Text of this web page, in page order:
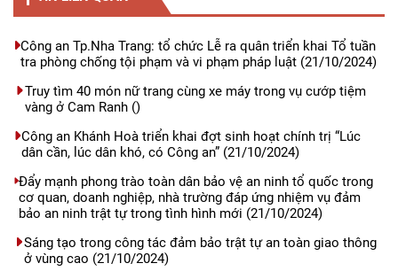
Công an Tp.Nha Trang: tổ chức Lễ ra quân triển khai Tổ tuần
tra phòng chống tội phạm và vi phạm pháp luật (21/10/2024)
Truy tìm 40 món nữ trang cùng xe máy trong vụ cướp tiệm
vàng ở Cam Ranh()
Công an Khánh Hoà triển khai đợt sinh hoạt chính trị “Lúc
dân cần, lúc dân khó, có Công an” (21/10/2024)
Đẩy mạnh phong trào toàn dân bảo vệ an ninh tổ quốc trong
cơ quan, doanh nghiệp, nhà trường đáp ứng nhiệm vụ đảm
bảo an ninh trật tự trong tình hình mới (21/10/2024)
Sáng tạo trong công tác đảm bảo trật tự an toàn giao thông
ở vùng cao (21/10/2024)